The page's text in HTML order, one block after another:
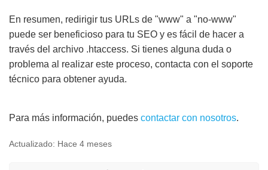
En resumen, redirigir tus URLs de "www" a "no-www"
puede ser beneficioso para tu SEO y es fácil de hacer a
través del archivo .htaccess. Si tienes alguna duda o
problema al realizar este proceso, contacta con el soporte
técnico para obtener ayuda.
Para más información, puedes contactar con nosotros.
Actualizado: Hace 4 meses